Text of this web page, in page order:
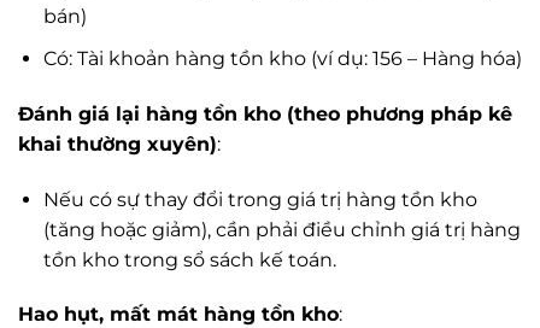
bán)
Có: Tài khoản hàng tồn kho (ví dụ: 156 – Hàng hóa)
Đánh giá lại hàng tồn kho (theo phương pháp kê
khai thường xuyên):
Nếu có sự thay đổi trong giá trị hàng tồn kho
(tăng hoặc giảm), cần phải điều chỉnh giá trị hàng
tồn kho trong sổ sách kế toán.
Hao hụt, mất mát hàng tồn kho: